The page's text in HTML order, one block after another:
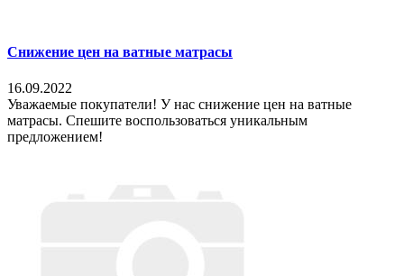
Снижение цен на ватные матрасы
16.09.2022
Уважаемые покупатели! У нас снижение цен на ватные
матрасы. Спешите воспользоваться уникальным
предложением!